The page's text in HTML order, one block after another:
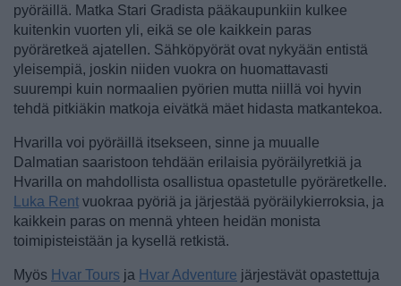
pyöräillä. Matka Stari Gradista pääkaupunkiin kulkee
kuitenkin vuorten yli, eikä se ole kaikkein paras
pyöräretkeä ajatellen. Sähköpyörät ovat nykyään entistä
yleisempiä, joskin niiden vuokra on huomattavasti
suurempi kuin normaalien pyörien mutta niillä voi hyvin
tehdä pitkiäkin matkoja eivätkä mäet hidasta matkantekoa.
Hvarilla voi pyöräillä itsekseen, sinne ja muualle
Dalmatian saaristoon tehdään erilaisia pyöräilyretkiä ja
Hvarilla on mahdollista osallistua opastetulle pyöräretkelle.
Luka Rent vuokraa pyöriä ja järjestää pyöräilykierroksia, ja
kaikkein paras on mennä yhteen heidän monista
toimipisteistään ja kysellä retkistä.
Myös Hvar Tours ja Hvar Adventure järjestävät opastettuja